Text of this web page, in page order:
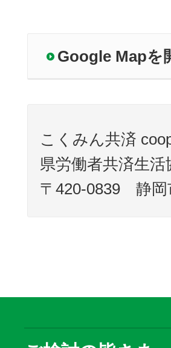
Google Mapを
こくみん共済
県労働者共済生活
〒420-0839 静岡